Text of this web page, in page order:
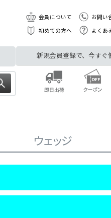
会員について
お問い
初めての方へ
よくあ
新規会員登録で、今すぐ
ウェッジ